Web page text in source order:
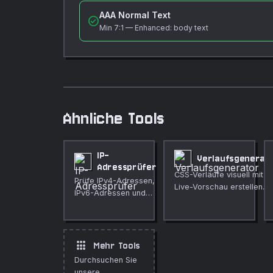
check_circleAAA Normal Text
Min 7:1 — Enhanced: body text
Ahnliche Tools
IP-
Adressprüfer
Prüfe IPv4-Adressen,
IPv6-Adressen und
Details zu Adresstyp
und Subnetz.
CSS-Verläufe visuell mit
Live-Vorschau erstellen.
apps Mehr Tools
Durchsuchen Sie